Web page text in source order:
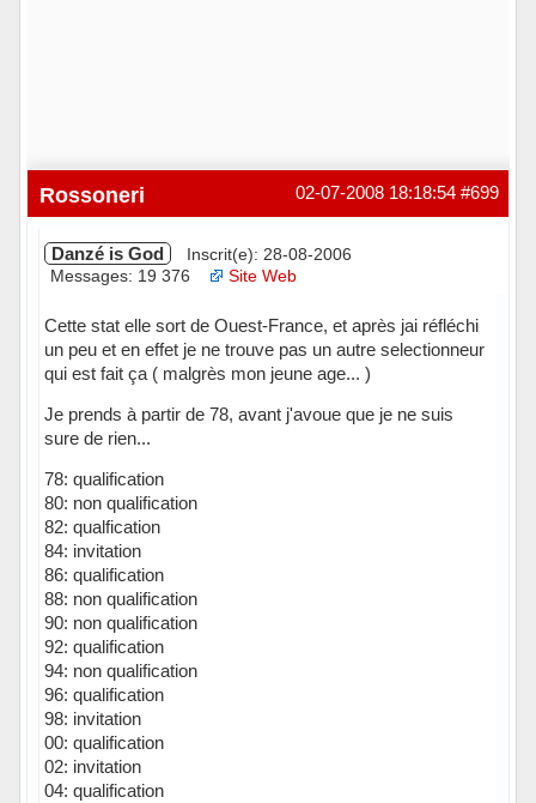
#699
02-07-2008 18:18:54
Rossoneri
Danzé is God
Inscrit(e): 28-08-2006
Messages: 19 376
Site Web
Cette stat elle sort de Ouest-France, et après jai réfléchi
un peu et en effet je ne trouve pas un autre selectionneur
qui est fait ça ( malgrès mon jeune age... )
Je prends à partir de 78, avant j'avoue que je ne suis
sure de rien...
78: qualification
80: non qualification
82: qualfication
84: invitation
86: qualification
88: non qualification
90: non qualification
92: qualification
94: non qualification
96: qualification
98: invitation
00: qualification
02: invitation
04: qualification